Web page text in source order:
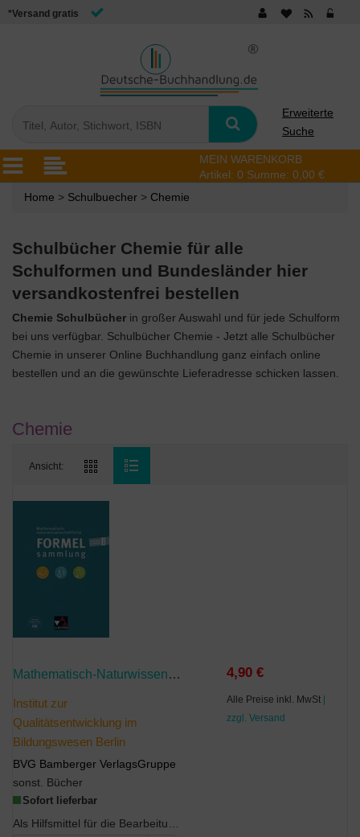
*Versand gratis
Erweiterte
Suche
MEIN WARENKORB
Artikel: 0 Summe: 0,00 €
Home > Schulbuecher > Chemie
Schulbücher Chemie für alle
Schulformen und Bundesländer hier
versandkostenfrei bestellen
Chemie Schulbücher in großer Auswahl und für jede Schulform
bei uns verfügbar. Schulbücher Chemie - Jetzt alle Schulbücher
Chemie in unserer Online Buchhandlung ganz einfach online
bestellen und an die gewünschte Lieferadresse schicken lassen.
Chemie
Ansicht:
Mathematisch-Naturwissenschaftliche Formelsammlung
Institut zur
Qualitätsentwicklung im
Bildungswesen Berlin
BVG Bamberger VerlagsGruppe
sonst. Bücher
Sofort lieferbar
4,90 €
Alle Preise inkl. MwSt |
zzgl. Versand